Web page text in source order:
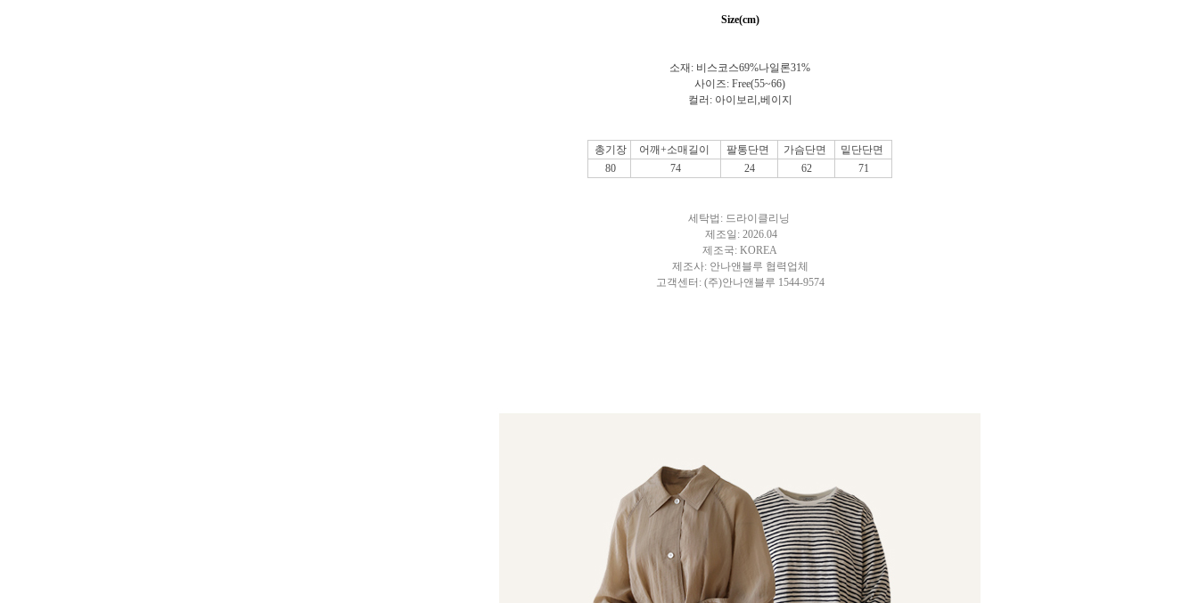
Size(cm)
소재: 비스코스69%나일론31%
사이즈: Free(55~66)
컬러: 아이보리,베이지
총기장 어깨+소매길이 팔통단면 가슴단면
밑단단면
80
74 24 62 71
세탁법: 드라이클리닝
제조일: 2026.04
제조국: KOREA
제조사: 안나앤블루 협력업체
고객센터: (주)안나앤블루 1544-9574